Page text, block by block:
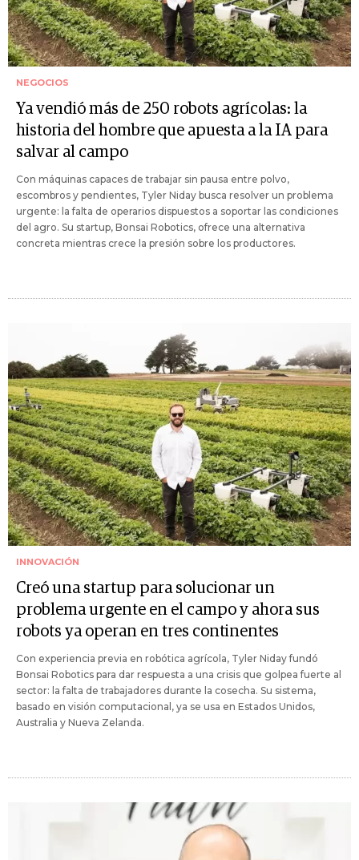
NEGOCIOS
Ya vendió más de 250 robots agrícolas: la
historia del hombre que apuesta a la IA para
salvar al campo
Con máquinas capaces de trabajar sin pausa entre polvo,
escombros y pendientes, Tyler Niday busca resolver un problema
urgente: la falta de operarios dispuestos a soportar las condiciones
del agro. Su startup, Bonsai Robotics, ofrece una alternativa
concreta mientras crece la presión sobre los productores.
INNOVACIÓN
Creó una startup para solucionar un
problema urgente en el campo y ahora sus
robots ya operan en tres continentes
Con experiencia previa en robótica agrícola, Tyler Niday fundó
Bonsai Robotics para dar respuesta a una crisis que golpea fuerte al
sector: la falta de trabajadores durante la cosecha. Su sistema,
basado en visión computacional, ya se usa en Estados Unidos,
Australia y Nueva Zelanda.